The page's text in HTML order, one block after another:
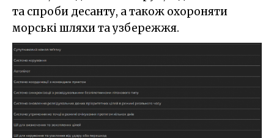
та спроби десанту, а також охороняти
морські шляхи та узбережжя.